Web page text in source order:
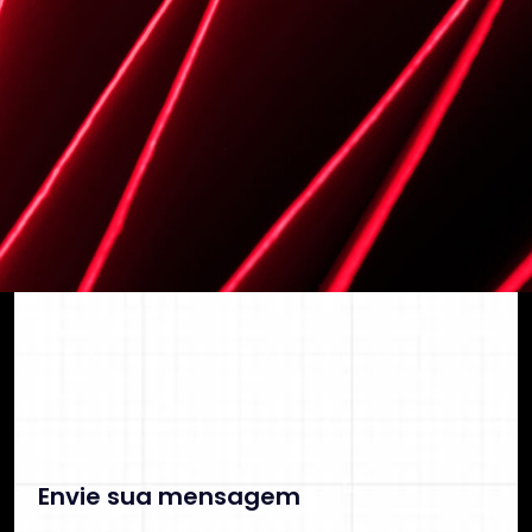
tato
segurança e previsibilidade financeira.
CON TO
Envie sua mensagem